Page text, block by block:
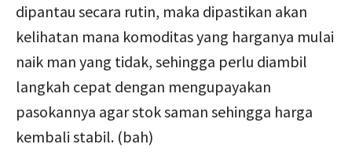
dipantau secara rutin, maka dipastikan akan
kelihatan mana komoditas yang harganya mulai
naik man yang tidak, sehingga perlu diambil
langkah cepat dengan mengupayakan
pasokannya agar stok saman sehingga harga
kembali stabil. (bah)